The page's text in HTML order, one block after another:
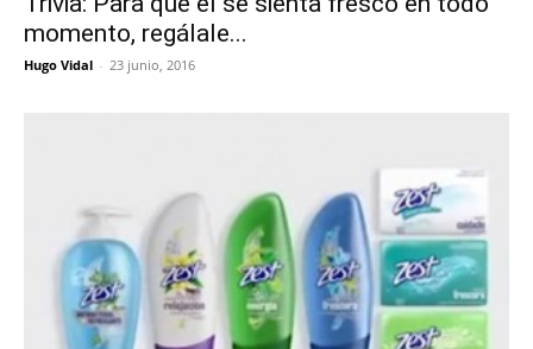
momento, regálale...
Hugo Vidal - 23 junio, 2016